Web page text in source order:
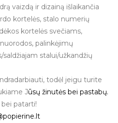
vaizdą ir dizainą išlaikančia
kortelės, stalo numerių
kortelės svečiams,
palinkėjimų
stalui/užkandžių
todėl jeigu turite
Jūsų žinutės bei pastabų.
patarti!